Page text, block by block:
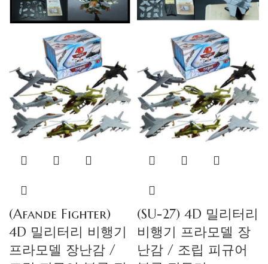
(Afande Fighter)
4D 밀리터리 비행기
프라모델 장난감 /
(SU-27) 4D 밀리터리
비행기 프라모델 장
난감 / 조립 피규어